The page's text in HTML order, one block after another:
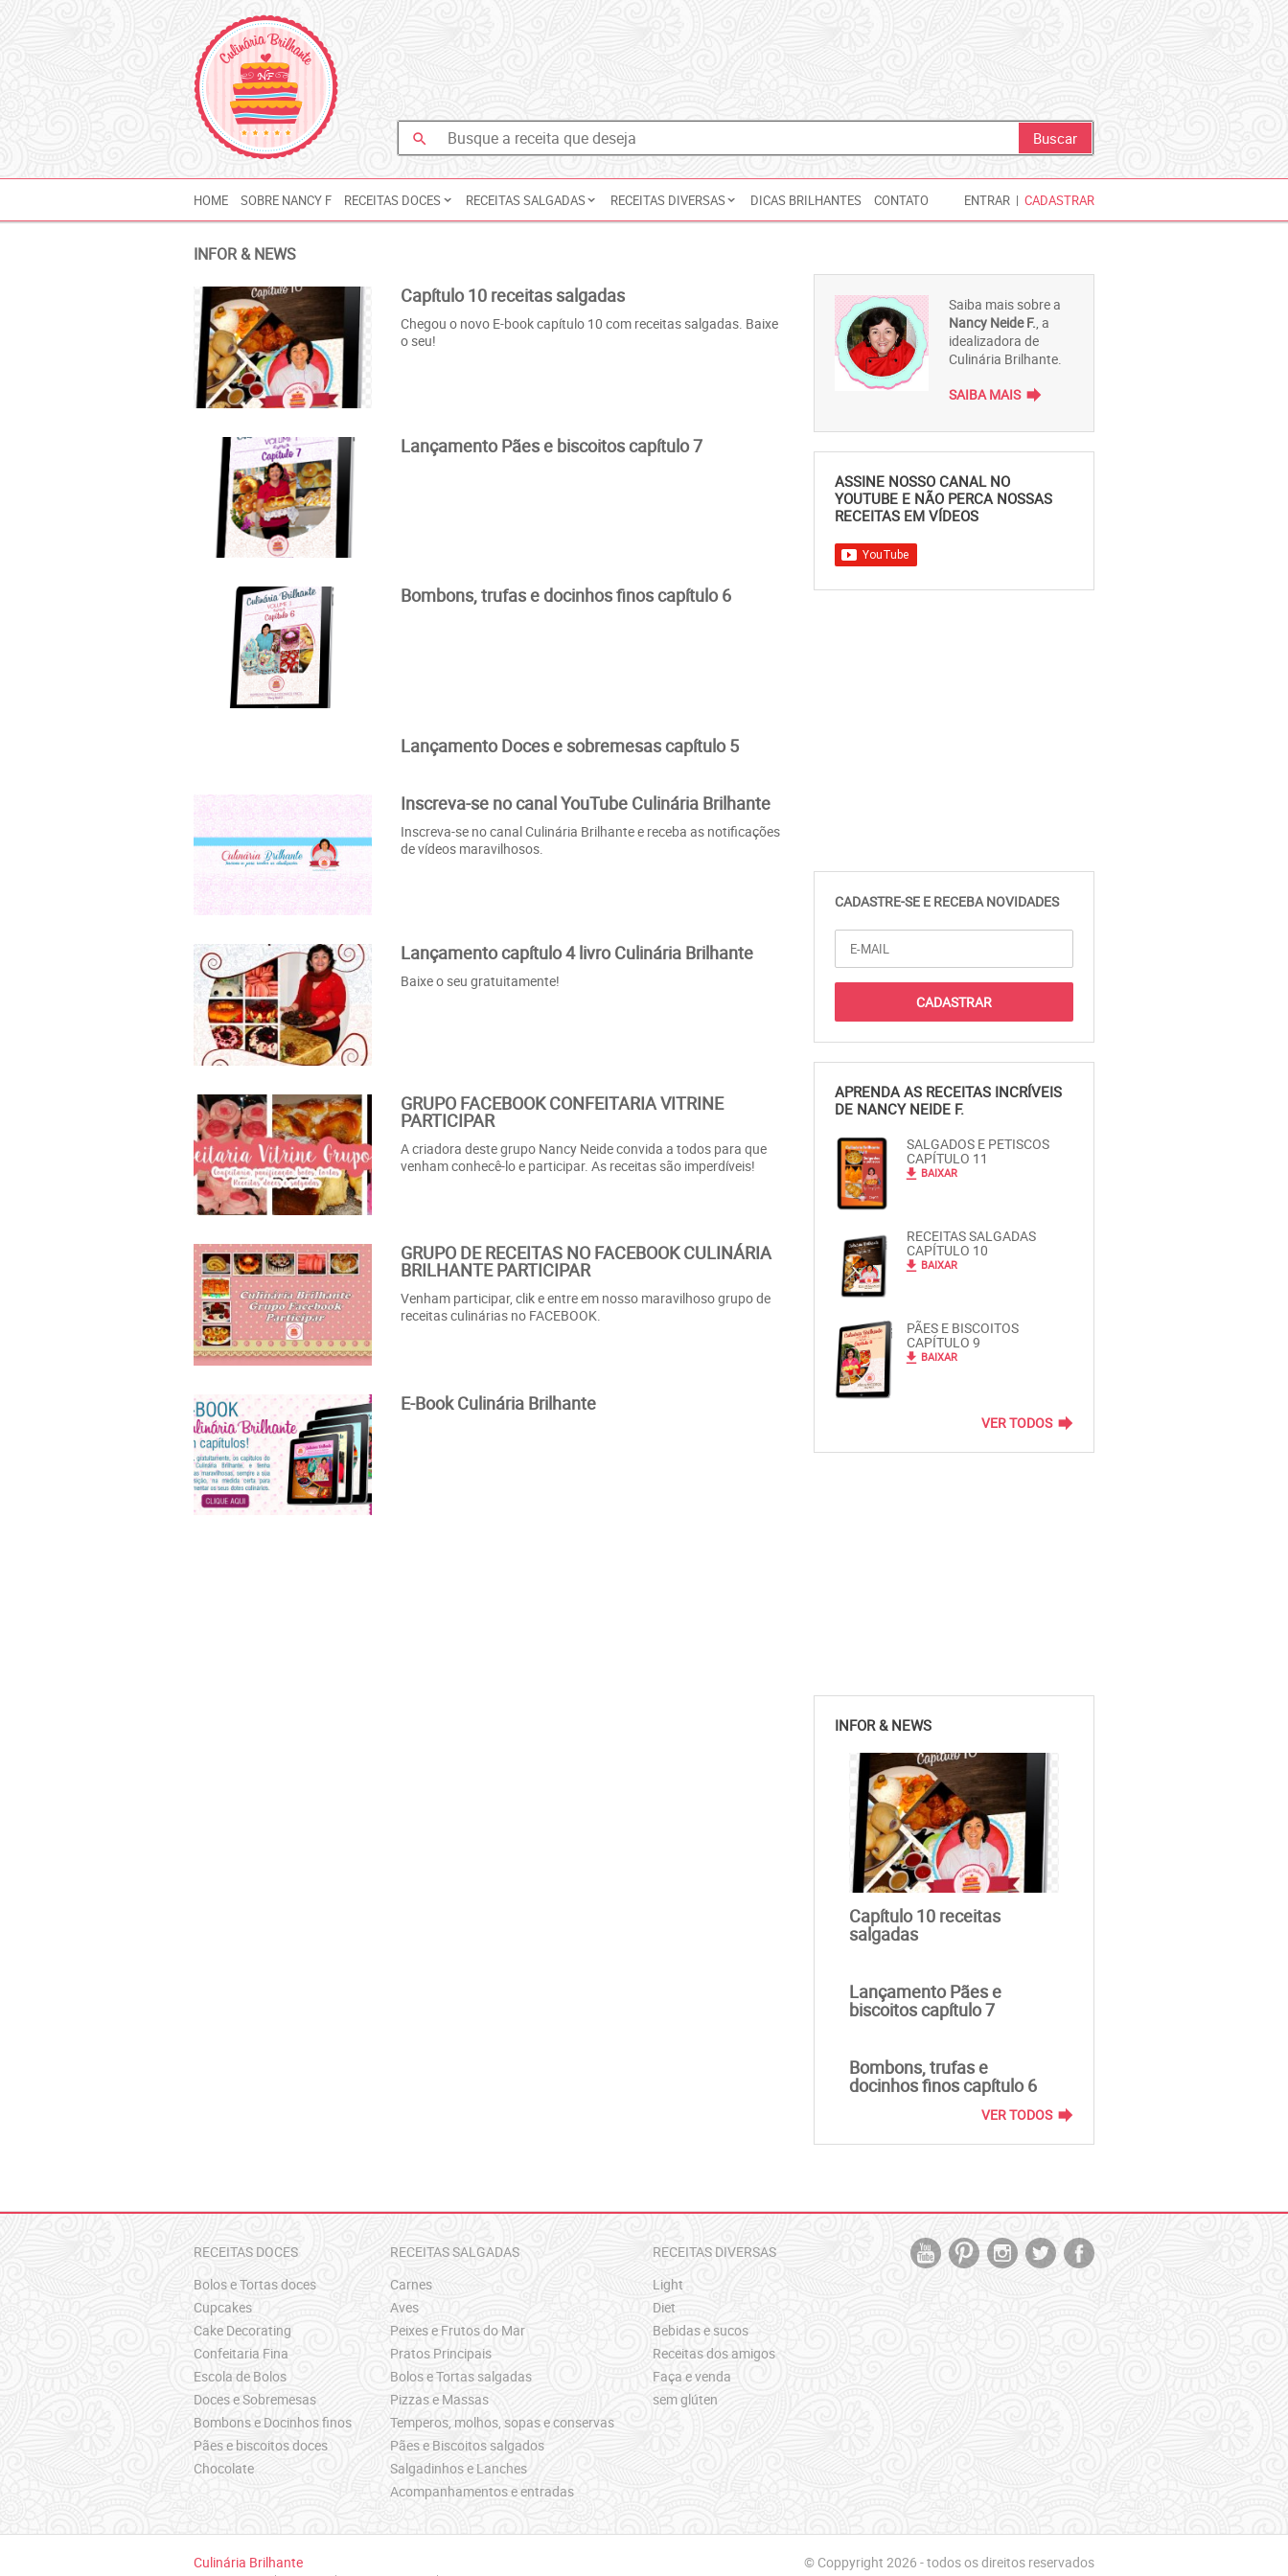
search
HOME SOBRE NANCY F RECEITAS DOCES RECEITAS SALGADAS RECEITAS DIVERSAS DICAS BRILHANTES CONTATO ENTRAR | CADASTRAR
INFOR & NEWS
Capítulo 10 receitas salgadas
Chegou o novo E-book capítulo 10 com receitas salgadas. Baixe
o seu!
Lançamento Pães e biscoitos capítulo 7
Bombons, trufas e docinhos finos capítulo 6
Lançamento Doces e sobremesas capítulo 5
Inscreva-se no canal YouTube Culinária Brilhante
Inscreva-se no canal Culinária Brilhante e receba as notificações
de vídeos maravilhosos.
Lançamento capítulo 4 livro Culinária Brilhante
Baixe o seu gratuitamente!
GRUPO FACEBOOK CONFEITARIA VITRINE
PARTICIPAR
A criadora deste grupo Nancy Neide convida a todos para que
venham conhecê-lo e participar. As receitas são imperdíveis!
GRUPO DE RECEITAS NO FACEBOOK CULINÁRIA
BRILHANTE PARTICIPAR
Venham participar, clik e entre em nosso maravilhoso grupo de
receitas culinárias no FACEBOOK.
E-Book Culinária Brilhante
Saiba mais sobre a
Nancy Neide F., a
idealizadora de
Culinária Brilhante.
SAIBA MAIS forward
ASSINE NOSSO CANAL NO
YOUTUBE E NÃO PERCA NOSSAS
RECEITAS EM VÍDEOS
CADASTRE-SE E RECEBA NOVIDADES
APRENDA AS RECEITAS INCRÍVEIS
DE NANCY NEIDE F.
SALGADOS E PETISCOS
CAPÍTULO 11
file_download BAIXAR
RECEITAS SALGADAS
CAPÍTULO 10
file_download BAIXAR
PÃES E BISCOITOS
CAPÍTULO 9
file_download BAIXAR
VER TODOS forward
INFOR & NEWS
Capítulo 10 receitas
salgadas
Lançamento Pães e
biscoitos capítulo 7
Bombons, trufas e
docinhos finos capítulo 6
VER TODOS forward
RECEITAS DOCES
Bolos e Tortas doces
Cupcakes
Cake Decorating
Confeitaria Fina
Escola de Bolos
Doces e Sobremesas
Bombons e Docinhos finos
Pães e biscoitos doces
Chocolate
RECEITAS SALGADAS
Carnes
Aves
Peixes e Frutos do Mar
Pratos Principais
Bolos e Tortas salgadas
Pizzas e Massas
Temperos, molhos, sopas e conservas
Pães e Biscoitos salgados
Salgadinhos e Lanches
Acompanhamentos e entradas
RECEITAS DIVERSAS
Light
Diet
Bebidas e sucos
Receitas dos amigos
Faça e venda
sem glúten
Culinária Brilhante © Coppyright 2026 - todos os direitos reservados